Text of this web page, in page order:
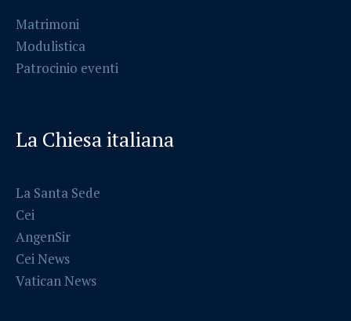
Matrimoni
Modulistica
Patrocinio eventi
La Chiesa italiana
La Santa Sede
Cei
AngenSir
Cei News
Vatican News